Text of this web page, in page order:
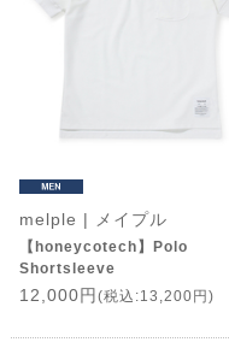
melple | メイプル
【honeycotech】Polo
Shortsleeve
12,000円 (税込:13,200円)